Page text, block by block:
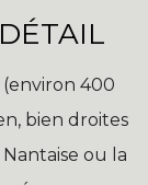
400
bien droites
ou la